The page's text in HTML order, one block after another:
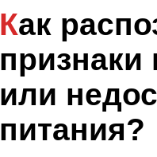
Как распознать
признаки
или
питания?